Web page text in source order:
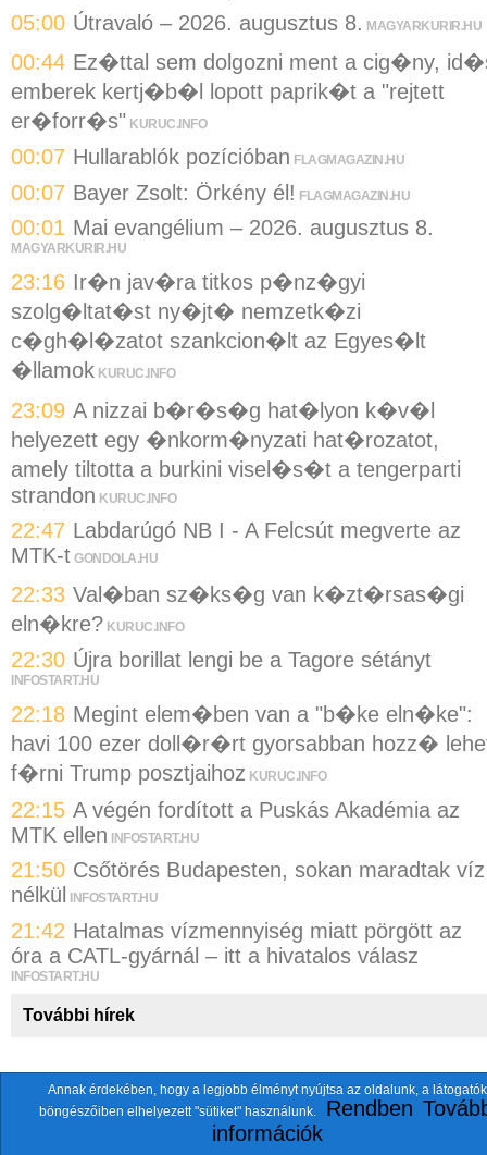
05:00 Útravaló – 2026. augusztus 8. MAGYARKURIR.HU
00:44 Ez�ttal sem dolgozni ment a cig�ny,
emberek kertj�b�l lopott paprik�t a "rejtett
er�forr�s" KURUC.INFO
00:07 Hullarablók pozícióban FLAGMAGAZIN.HU
00:07 Bayer Zsolt: Örkény él! FLAGMAGAZIN.HU
00:01 Mai evangélium – 2026. augusztus 8.
MAGYARKURIR.HU
23:16 Ir�n jav�ra titkos p�nz�gyi
szolg�ltat�st ny�jt� nemzetk�zi
c�gh�l�zatot szankcion�lt az Egyes�lt
�llamok KURUC.INFO
23:09 A nizzai b�r�s�g hat�lyon k�v�l
helyezett egy �nkorm�nyzati hat�rozatot,
amely tiltotta a burkini visel�s�t a tengerparti
strandon KURUC.INFO
22:47 Labdarúgó NB I - A Felcsút megverte az
MTK-t GONDOLA.HU
22:33 Val�ban sz�ks�g van k�zt�rsas�gi
eln�kre? KURUC.INFO
22:30 Újra borillat lengi be a Tagore sétányt
INFOSTART.HU
22:18 Megint elem�ben van a "b�ke eln�ke":
havi 100 ezer doll�r�rt gyorsabban hozz�
f�rni Trump posztjaihoz KURUC.INFO
22:15 A végén fordított a Puskás Akadémia az
MTK ellen INFOSTART.HU
21:50 Csőtörés Budapesten, sokan maradtak víz
nélkül
INFOSTART.HU
21:42 Hatalmas vízmennyiség miatt pörgött az
óra a CATL-gyárnál – itt a hivatalos válasz
INFOSTART.HU
További hírek
A fentiekkel együtt összesen118 oldaltszemlézünk.
© 2026 Nemzeti.net - E-mail:ten.itezmen@itezmen
Annak érdekében, hogy a legjobb élményt nyújtsa az oldalunk, a látogatók
böngészőiben elhelyezett "sütiket" használunk.
Rendben
információk